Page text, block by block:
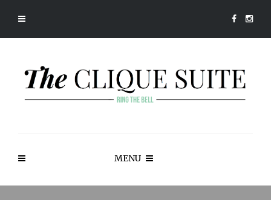
MENU